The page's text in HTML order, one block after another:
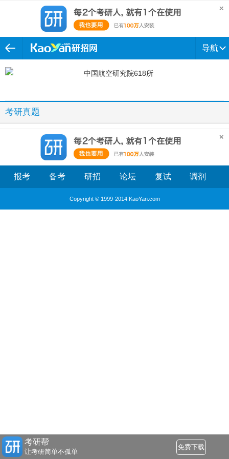
导航
考研真题
报考 备考 研招 论坛 复试 调剂
Copyright © 1999-2014 KaoYan.com
考研帮
让考研简单不孤单
免费下载